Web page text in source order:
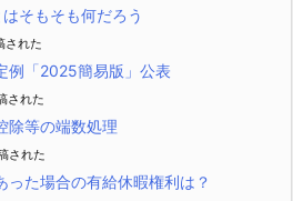
そもそも何だろう
された
例「2025簡易版」公表
された
除等の端数処理
された
た場合の有給休暇権利は？